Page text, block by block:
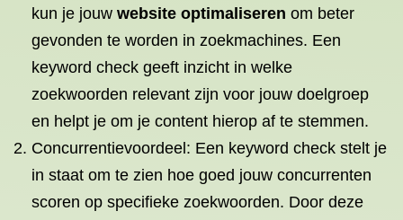
kun je jouw website optimaliseren om beter
gevonden te worden in zoekmachines. Een
keyword check geeft inzicht in welke
zoekwoorden relevant zijn voor jouw doelgroep
en helpt je om je content hierop af te stemmen.
Concurrentievoordeel: Een keyword check stelt je
in staat om te zien hoe goed jouw concurrenten
scoren op specifieke zoekwoorden. Door deze